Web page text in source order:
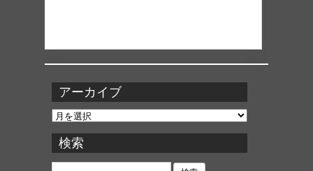
アーカイブ
ア
カ
イ
ブ
検索
検